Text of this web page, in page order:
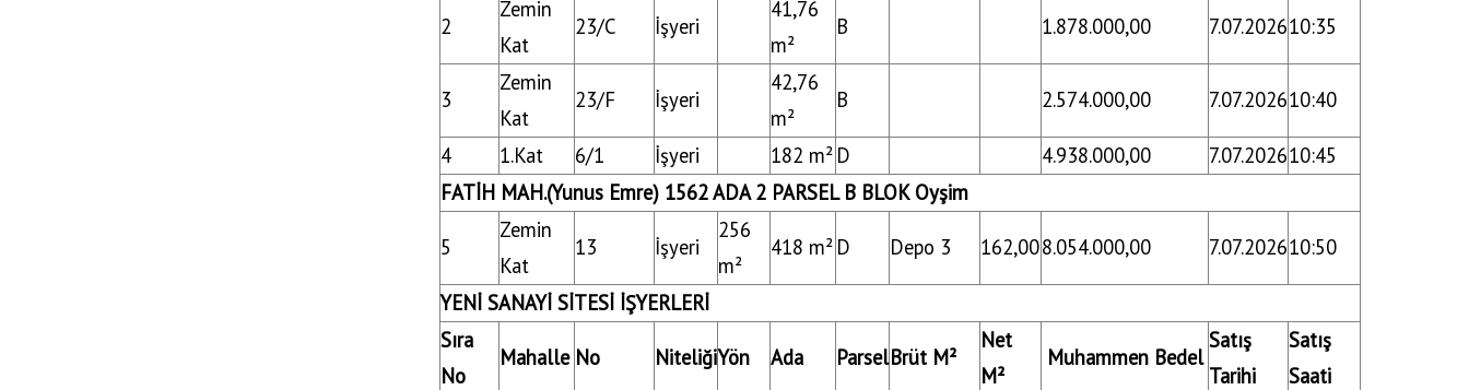
2
Zemin
Kat
23/C İşyeri
41,76
m²
B 1.878.000,00 7.07.202610:35
3
Zemin
Kat
23/F İşyeri
42,76
m²
B 2.574.000,00 7.07.202610:40
4 1.Kat 6/1 İşyeri 182 m² D 4.938.000,00 7.07.202610:45
FATİH MAH.(Yunus Emre) 1562 ADA 2 PARSEL B BLOK Oyşim
5
Zemin
Kat
13 İşyeri
256
m²
418 m² D Depo 3 162,008.054.000,00 7.07.202610:50
YENİ SANAYİ SİTESİ İŞYERLERİ
Sıra
No
Mahalle No NiteliğiYön Ada ParselBrüt M²
Net
M²
Muhammen Bedel
Satış
Tarihi
Satış
Saati